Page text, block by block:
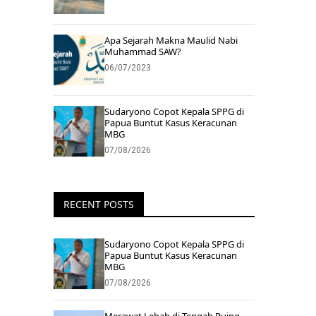
Apa Sejarah Makna Maulid Nabi
Muhammad SAW?
06/07/2023
Sudaryono Copot Kepala SPPG di
Papua Buntut Kasus Keracunan
MBG
07/08/2026
RECENT POSTS
Sudaryono Copot Kepala SPPG di
Papua Buntut Kasus Keracunan
MBG
07/08/2026